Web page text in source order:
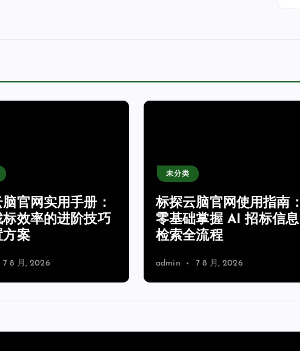
官网实用手册：
标效率的进阶技巧
方案
7 8 月, 2026
未分类
标探云脑官网使用指南：
零基础掌握 AI 招标信息
检索全流程
admin 7 8 月, 2026